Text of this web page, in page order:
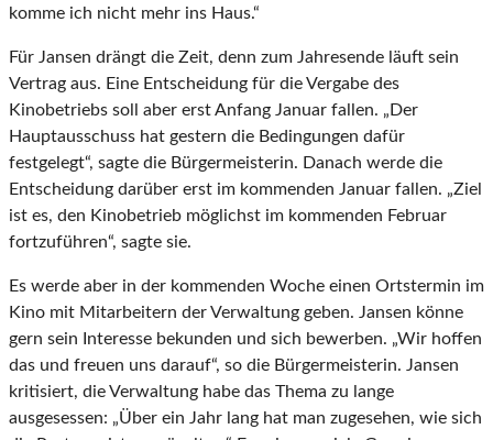
komme ich nicht mehr ins Haus.“
Für Jansen drängt die Zeit, denn zum Jahresende läuft sein
Vertrag aus. Eine Entscheidung für die Vergabe des
Kinobetriebs soll aber erst Anfang Januar fallen. „Der
Hauptausschuss hat gestern die Bedingungen dafür
festgelegt“, sagte die Bürgermeisterin. Danach werde die
Entscheidung darüber erst im kommenden Januar fallen. „Ziel
ist es, den Kinobetrieb möglichst im kommenden Februar
fortzuführen“, sagte sie.
Es werde aber in der kommenden Woche einen Ortstermin im
Kino mit Mitarbeitern der Verwaltung geben. Jansen könne
gern sein Interesse bekunden und sich bewerben. „Wir hoffen
das und freuen uns darauf“, so die Bürgermeisterin. Jansen
kritisiert, die Verwaltung habe das Thema zu lange
ausgesessen: „Über ein Jahr lang hat man zugesehen, wie sich